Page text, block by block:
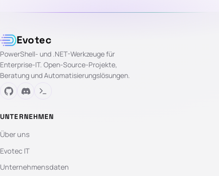
Evotec
PowerShell- und .NET-Werkzeuge für
Enterprise-IT. Open-Source-Projekte,
Beratung und Automatisierungslösungen.
UNTERNEHMEN
Über uns
Evotec IT
Unternehmensdaten